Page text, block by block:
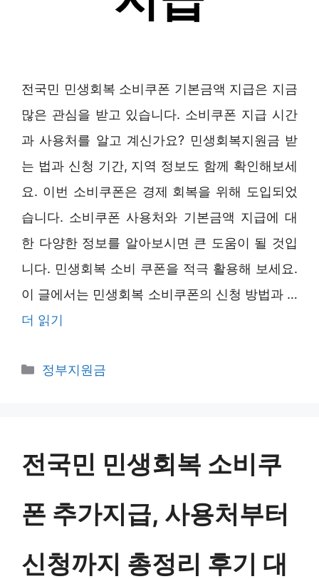
전국민 민생회복 소비쿠폰 기본금액 지급은 지금
많은 관심을 받고 있습니다. 소비쿠폰 지급 시간
과 사용처를 알고 계신가요? 민생회복지원금 받
는 법과 신청 기간, 지역 정보도 함께 확인해보세
요. 이번 소비쿠폰은 경제 회복을 위해 도입되었
습니다. 소비쿠폰 사용처와 기본금액 지급에 대
한 다양한 정보를 알아보시면 큰 도움이 될 것입
니다. 민생회복 소비 쿠폰을 적극 활용해 보세요.
이 글에서는 민생회복 소비쿠폰의 신청 방법과 …
더 읽기
카
정부지원금
전국민 민생회복 소비쿠
폰 추가지급, 사용처부터
신청까지 총정리 후기 대